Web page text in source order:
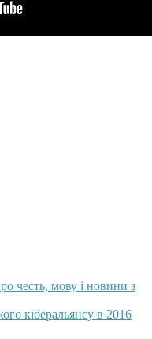
честь, мову і новини з
кіберальянсу в 2016